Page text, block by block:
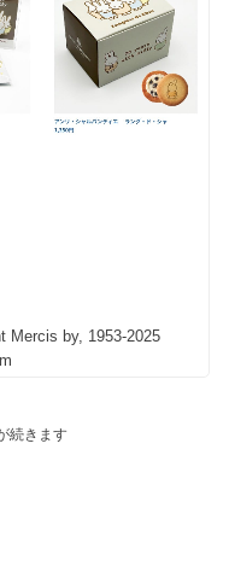
Mercis by, 1953-2025
続きます